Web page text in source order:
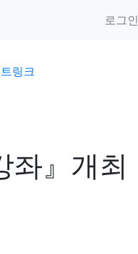
로그인
링크
좌』개최